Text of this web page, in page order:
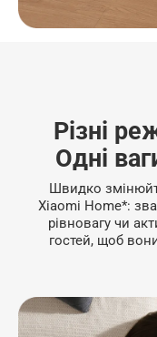
Різні
Одні
Швидко
Xiaomi Home*:
рівновагу чи
гостей, щоб